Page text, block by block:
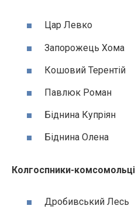
Цар Левко
Запорожець Хома
Кошовий Терентій
Павлюк Роман
Біднина Купріян
Біднина Олена
Колгоспники-
Дробивський Лесь